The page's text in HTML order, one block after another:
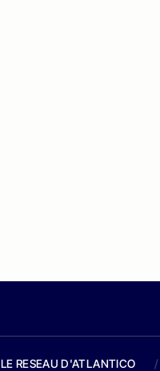
LE RESEAU D'ATLANTICO /